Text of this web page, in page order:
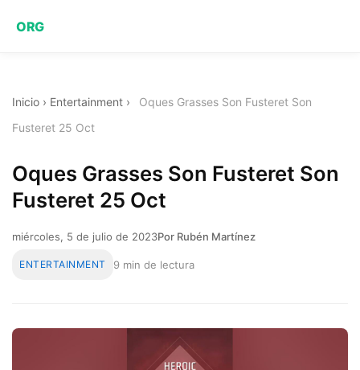
ORG
Inicio › Entertainment ›
Oques Grasses Son Fusteret Son
Fusteret 25 Oct
Oques Grasses Son Fusteret Son
Fusteret 25 Oct
miércoles, 5 de julio de 2023Por Rubén Martínez
ENTERTAINMENT 9 min de lectura